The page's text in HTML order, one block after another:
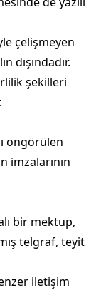
çelişmeyen
dışındadır.
şekilleri
öngörülen
imzalarının
bir mektup,
telgraf, teyit
iletişim